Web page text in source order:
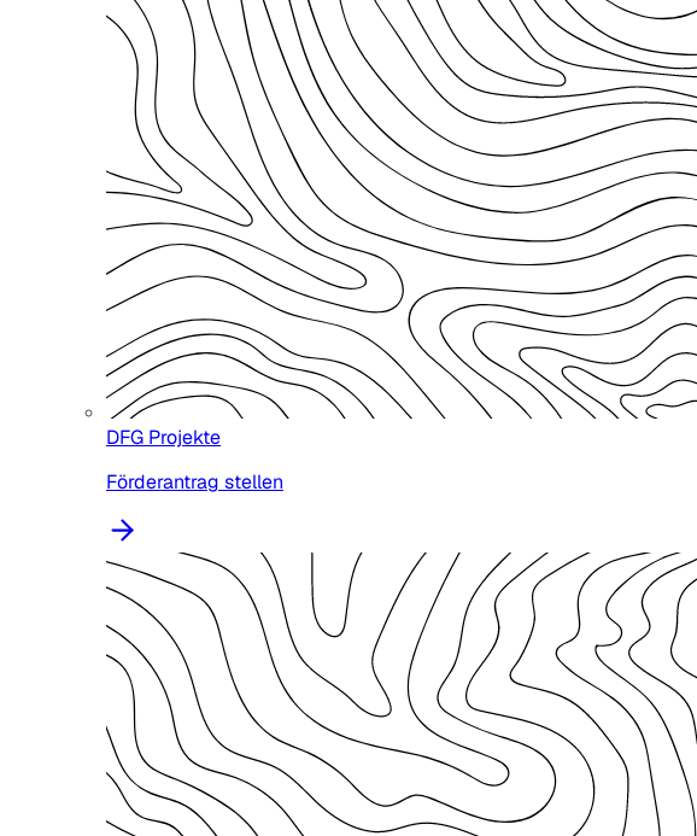
DFG Projekte
Förderantrag stellen